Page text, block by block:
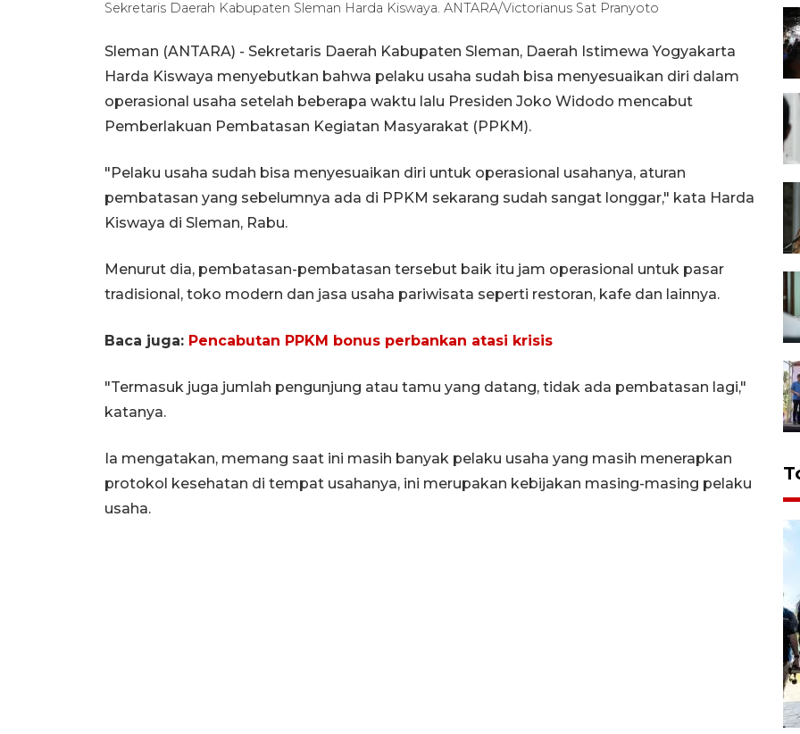
Sekretaris Daerah Kabupaten Sleman Harda Kiswaya. ANTARA/Victorianus Sat Pranyoto
Sleman (ANTARA) - Sekretaris Daerah Kabupaten Sleman, Daerah Istimewa Yogyakarta
Harda Kiswaya menyebutkan bahwa pelaku usaha sudah bisa menyesuaikan diri dalam
operasional usaha setelah beberapa waktu lalu Presiden Joko Widodo mencabut
Pemberlakuan Pembatasan Kegiatan Masyarakat (PPKM).
"Pelaku usaha sudah bisa menyesuaikan diri untuk operasional usahanya, aturan
pembatasan yang sebelumnya ada di PPKM sekarang sudah sangat longgar," kata Harda
Kiswaya di Sleman, Rabu.
Menurut dia, pembatasan-pembatasan tersebut baik itu jam operasional untuk pasar
tradisional, toko modern dan jasa usaha pariwisata seperti restoran, kafe dan lainnya.
Baca juga: Pencabutan PPKM bonus perbankan atasi krisis
"Termasuk juga jumlah pengunjung atau tamu yang datang, tidak ada pembatasan lagi,"
katanya.
Ia mengatakan, memang saat ini masih banyak pelaku usaha yang masih menerapkan
protokol kesehatan di tempat usahanya, ini merupakan kebijakan masing-masing pelaku
usaha.